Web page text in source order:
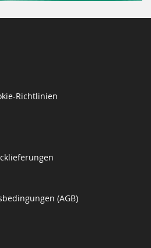
Richtlinien
(AGB)